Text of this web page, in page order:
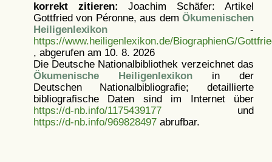
korrekt zitieren: Joachim Schäfer: Artikel
Gottfried von Péronne, aus dem Ökumenischen
Heiligenlexikon-
https://www.heiligenlexikon.de/BiographienG/
, abgerufen am 10. 8. 2026
Die Deutsche Nationalbibliothek verzeichnet das
Ökumenische Heiligenlexikonin der
Deutschen Nationalbibliografie; detaillierte
bibliografische Daten sind im Internet über
https://d-nb.info/1175439177und
https://d-nb.info/969828497abrufbar.